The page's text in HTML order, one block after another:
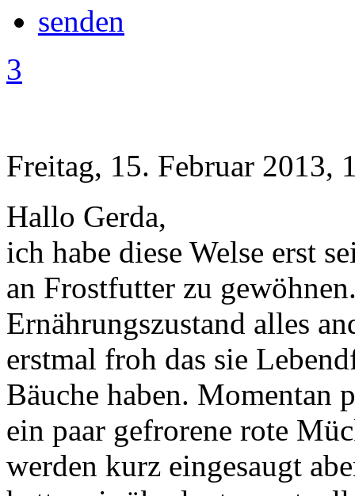
3
Freitag, 15. Februar 2013,
Hallo Gerda,
ich habe diese Welse erst
an Frostfutter zu
Ernährungszustand alles
erstmal froh das sie
Bäuche haben. Momentan
ein paar gefrorene rote
werden kurz eingesaugt